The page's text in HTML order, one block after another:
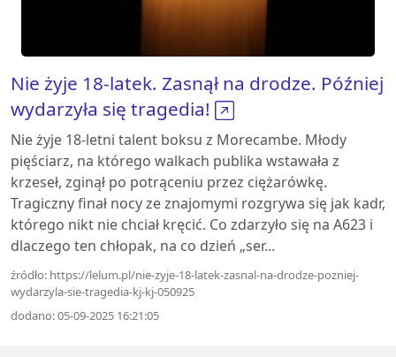
Nie żyje 18-latek. Zasnął na drodze. Później
wydarzyła się tragedia!
Nie żyje 18-letni talent boksu z Morecambe. Młody
pięściarz, na którego walkach publika wstawała z
krzeseł, zginął po potrąceniu przez ciężarówkę.
Tragiczny finał nocy ze znajomymi rozgrywa się jak kadr,
którego nikt nie chciał kręcić. Co zdarzyło się na A623 i
dlaczego ten chłopak, na co dzień „ser...
źródło: https://lelum.pl/nie-zyje-18-latek-zasnal-na-drodze-pozniej-
wydarzyla-sie-tragedia-kj-kj-050925
dodano: 05-09-2025 16:21:05